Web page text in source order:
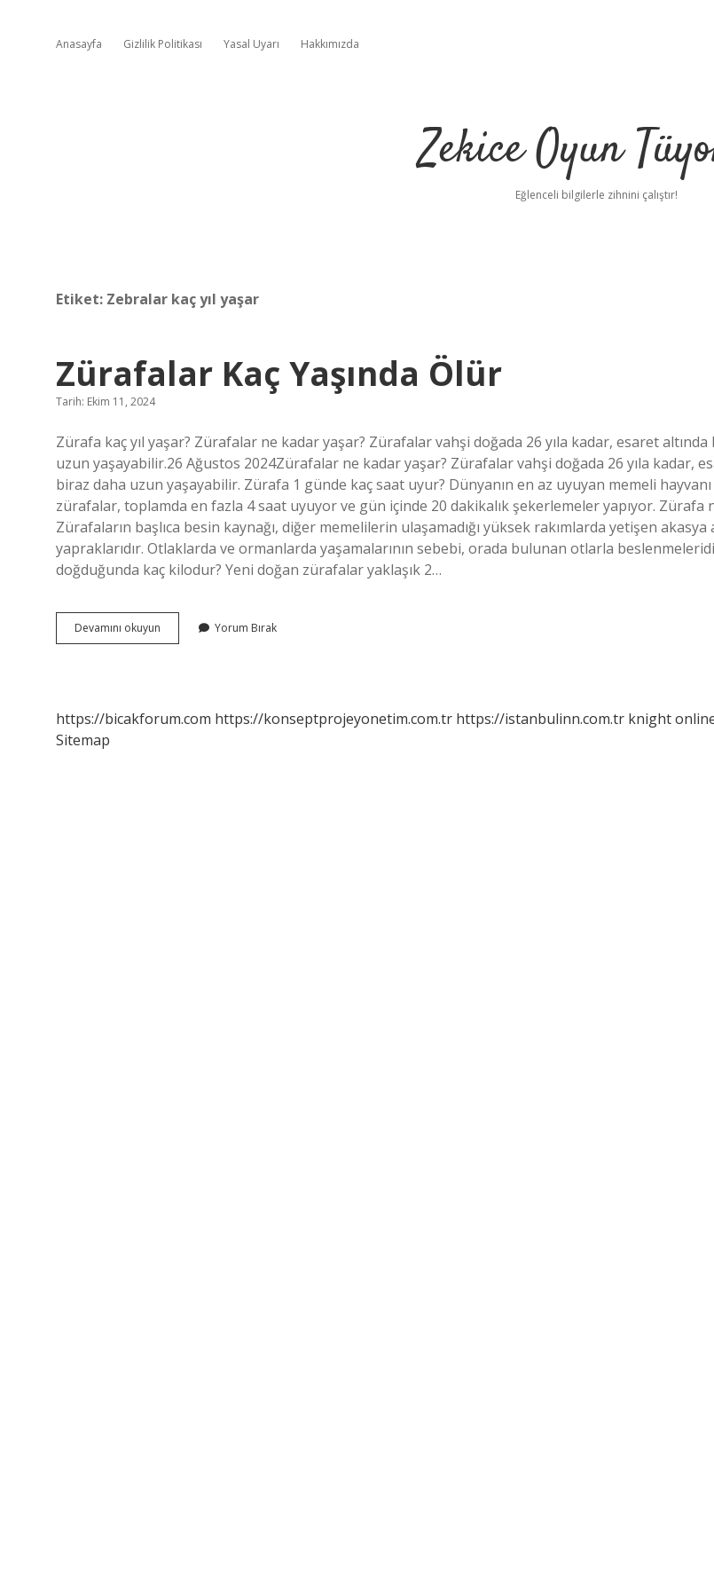
Anasayfa Gizlilik Politikası Yasal Uyarı Hakkımızda
Zekice Oyun
Eğlenceli bilgilerle zihnini çalıştır!
Etiket: Zebralar kaç yıl yaşar
Zürafalar Kaç Yaşında Ölür
Tarih: Ekim 11, 2024
Zürafa kaç yıl yaşar? Zürafalar ne kadar yaşar? Zürafalar vahşi doğada 26 yıla kadar, esaret altında
uzun yaşayabilir.26 Ağustos 2024Zürafalar ne kadar yaşar? Zürafalar vahşi doğada 26 yıla kadar,
biraz daha uzun yaşayabilir. Zürafa 1 günde kaç saat uyur? Dünyanın en az uyuyan memeli
zürafalar, toplamda en fazla 4 saat uyuyor ve gün içinde 20 dakikalık şekerlemeler yapıyor. Zürafa
Zürafaların başlıca besin kaynağı, diğer memelilerin ulaşamadığı yüksek rakımlarda yetişen akasya
yapraklarıdır. Otlaklarda ve ormanlarda yaşamalarının sebebi, orada bulunan otlarla
doğduğunda kaç kilodur? Yeni doğan zürafalar yaklaşık 2…
Devamını okuyun Zürafalar
Kaç
Yorum Bırak
https://bicakforum.com https://konseptprojeyonetim.com.tr https://istanbulinn.com.tr knight
Sitemap